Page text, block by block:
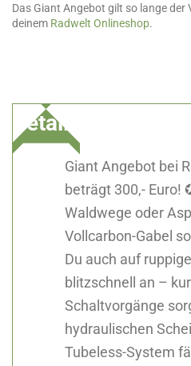
Das Giant Angebot gilt so lange
deinem Radwelt Onlineshop.
Details
Giant Angebot bei
beträgt 300,-
Waldwege oder
Vollcarbon-Gabel
Du auch auf
blitzschnell an –
Schaltvorgänge
hydraulischen
Tubeless-System